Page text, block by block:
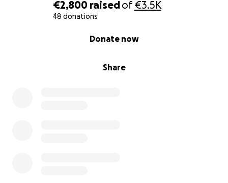
€2,800 raisedof€3.5K
48 donations
Share
Donate now